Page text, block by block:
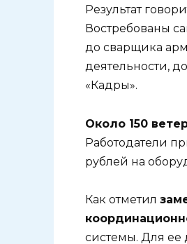
Результат
Востребованы
до сварщика
деятельности,
«Кадры».
Около 150
Работодатели
рублей на
Как отметил
системы. Для ее